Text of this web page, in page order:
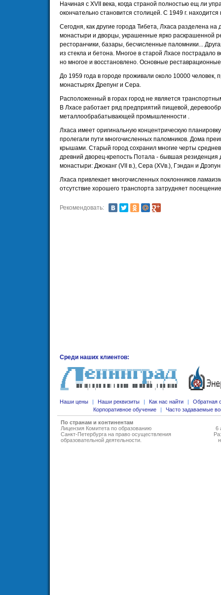
Начиная с XVII века, когда страной полностью ещ ли
окончательно становится столицей. С 1949 г. находится
Сегодня, как другие города Тибета, Лхаса разделена
монастыри и дворцы, украшенные ярко раскрашенной
ресторанчики, базары, бесчисленные паломники...
из стекла и бетона. Многое в старой Лхасе пострадало
но многое и восстановлено. Основные
До 1959 года в городе проживали около 10000 человек,
монастырях Дрепунг и Сера.
Расположенный в горах город не является
В Лхасе работает ряд предприятий пищевой,
металлообрабатывающей промышленности .
Лхаса имеет оригинальную концентрическую
пролегали пути многочисленных паломников. Дома
крышами. Старый город сохранил многие черты
древний дворец-крепость Потала - бывшая
монастыри: Джоканг (VII в.), Сера (XVв.), Гэндан и
Лхаса привлекает многочисленных поклонников
отсутствие хорошего транспорта затрудняет
Рекомендовать:
Среди наших клиентов:
Наши цены | Наши реквизиты | Как нас найти |
Обратная
Корпоративное обучение
| Часто задаваемые
По странам и континентам
Лицензия Комитета по образованию
Санкт-Петербурга на право осуществления
образовательной деятельности
6